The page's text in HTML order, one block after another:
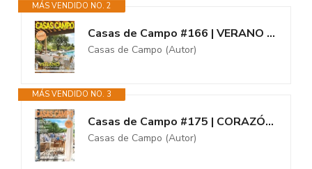
MÁS VENDIDO NO. 2
Casas de Campo #166 | VERANO INOLVIDABLE
Casas de Campo (Autor)
MÁS VENDIDO NO. 3
Casas de Campo #175 | CORAZÓN DE VERANO
Casas de Campo (Autor)